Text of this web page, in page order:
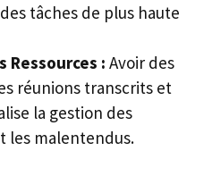
tâches de plus haute
Ressources : Avoir des
réunions transcrits et
la gestion des
les malentendus.